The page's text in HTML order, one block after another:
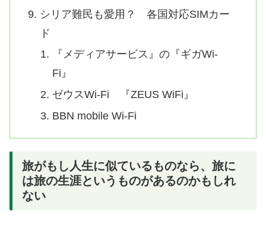
シリア難民も愛用？ 各国対応SIMカー
ド
『メディアサービス』の『ギガWi-
Fi』
ゼウスWi-Fi 『ZEUS WiFi』
BBN mobile Wi-Fi
旅がもし人生に似ているものなら、旅に
は旅の生涯というものがあるのかもしれ
ない